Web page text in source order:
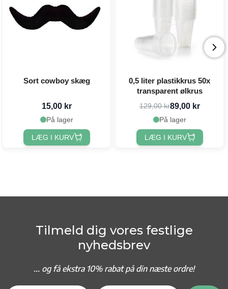
Sort cowboy skæg
15,00 kr
På lager
LÆG I KURV
0,5 liter plastikkrus 50x
transparent ølkrus
129,00 kr89,00 kr
På lager
LÆG I KURV
Tilmeld dig vores festlige
nyhedsbrev
... og få ekstra 10% rabat på din næste ordre!